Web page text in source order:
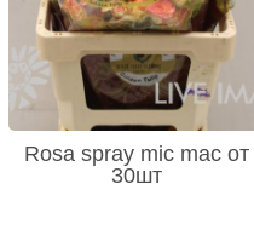
Rosa spray mic mac от
30шт